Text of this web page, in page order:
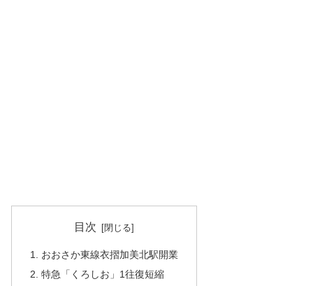
目次
1. おおさか東線衣摺加美北駅開業
2. 特急「くろしお」1往復短縮